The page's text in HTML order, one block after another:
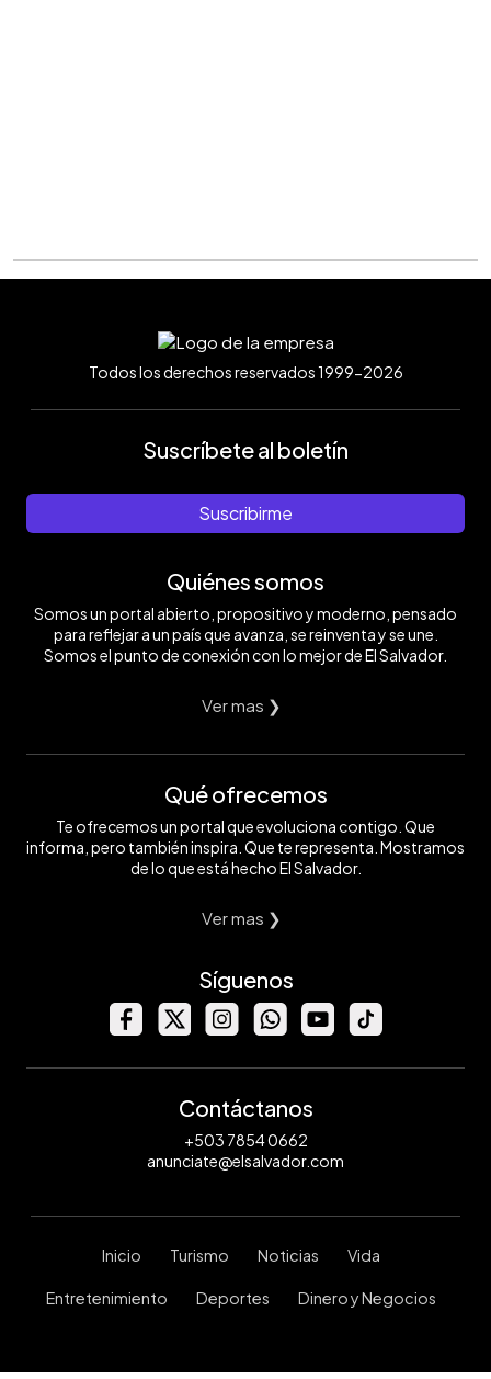
Todos los derechos reservados 1999-2026
Suscríbete al boletín
Suscribirme
Quiénes somos
Somos un portal abierto, propositivo y moderno, pensado
para reflejar a un país que avanza, se reinventa y se une.
Somos el punto de conexión con lo mejor de El Salvador.
Ver mas ❯
Qué ofrecemos
Te ofrecemos un portal que evoluciona contigo. Que
informa, pero también inspira. Que te representa. Mostramos
de lo que está hecho El Salvador.
Ver mas ❯
Síguenos
Contáctanos
+503 7854 0662
anunciate@elsalvador.com
Inicio Turismo Noticias Vida
Entretenimiento Deportes Dinero y Negocios